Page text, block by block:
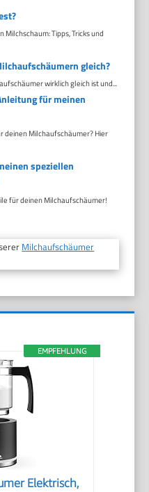
Tipps, Tricks und
gleich?
wirklich gleich ist und...
für meinen
deinen Milchaufschäumer? Hier
speziellen
für deinen Milchaufschäumer!
Milchaufschäumer
EMPFEHLUNG
Elektrisch,